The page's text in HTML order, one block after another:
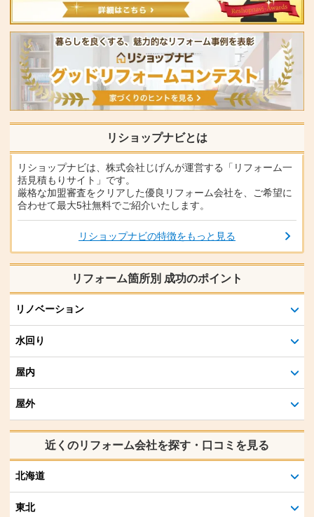
リショップナビとは
リショップナビは、株式会社じげんが運営する「リフォーム一
括見積もりサイト」です。
厳格な加盟審査をクリアした優良リフォーム会社を、ご希望に
合わせて最大5社無料でご紹介いたします。
リショップナビの特徴をもっと見る
リフォーム箇所別 成功のポイント
リノベーション
水回り
屋内
屋外
近くのリフォーム会社を探す・口コミを見る
北海道
東北